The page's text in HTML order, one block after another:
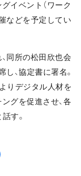
イベント（ワーク
などを予定してい
同所の松田欣也会
し、協定書に署名。
りデジタル人材を
グを促進させ、各
す。